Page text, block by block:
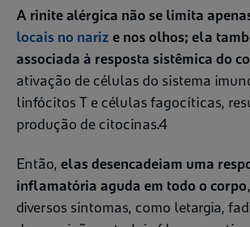
A rinite alérgica não se limita
locais no nariz e nos olhos; ela
associada à resposta sistêmica do
ativação de células do sistema
linfócitos T e células fagocíticas,
produção de citocinas.4
Então, elas desencadeiam uma
inflamatória aguda em todo o corpo
diversos sintomas, como letargia,